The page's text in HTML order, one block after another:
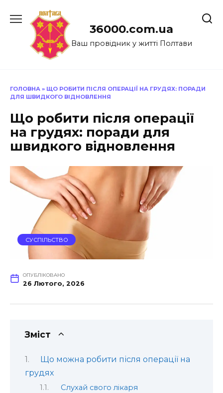
до
36000.com.ua
Ваш провідник у житті Полтави
ГОЛОВНА » ЩО РОБИТИ ПІСЛЯ ОПЕРАЦІЇ НА ГРУДЯХ: ПОРАДИ
ДЛЯ ШВИДКОГО ВІДНОВЛЕННЯ
Що робити після операції
на грудях: поради для
швидкого відновлення
СУСПІЛЬСТВО
ОПУБЛІКОВАНО
26 Лютого, 2026
Зміст
Що можна робити після операції на
грудях
Слухай свого лікаря